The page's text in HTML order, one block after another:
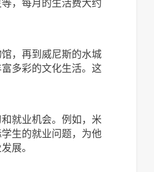
，再到威尼斯的水城
多彩的文化生活。这
就业机会。例如，米
生的就业问题，为他
展。